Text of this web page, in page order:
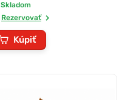
Skladom
Rezervovať
Kúpiť